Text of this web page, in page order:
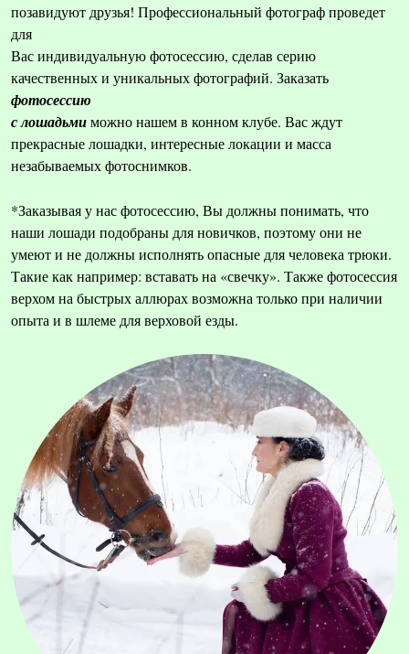
позавидуют друзья! Профессиональный фотограф проведет
для
Вас индивидуальную фотосессию, сделав серию
качественных и уникальных фотографий. Заказать
фотосессию
с лошадьмиможно нашем в конном клубе. Вас ждут
прекрасные лошадки, интересные локации и масса
незабываемых фотоснимков.
*Заказывая у нас фотосессию, Вы должны понимать, что
наши лошади подобраны для новичков, поэтому они не
умеют и не должны исполнять опасные для человека трюки.
Такие как например: вставать на «свечку». Также фотосессия
верхом на быстрых аллюрах возможна только при наличии
опыта и в шлеме для верховой езды.